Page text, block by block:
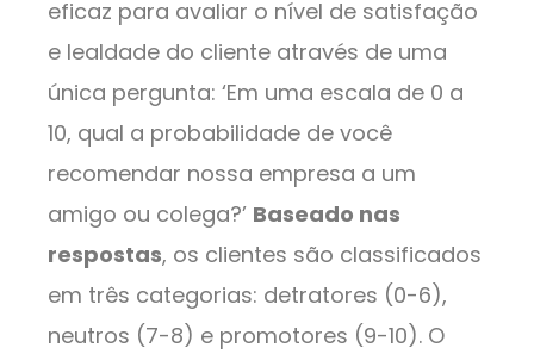
eficaz para avaliar o nível de satisfação
e lealdade do cliente através de uma
única pergunta: ‘Em uma escala de 0 a
10, qual a probabilidade de você
recomendar nossa empresa a um
amigo ou colega?’ Baseado nas
respostas, os clientes são classificados
em três categorias: detratores (0-6),
neutros (7-8) e promotores (9-10). O